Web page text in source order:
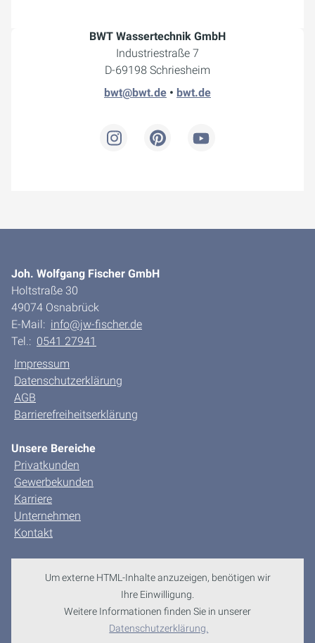
BWT Wassertechnik GmbH
Industriestraße 7
D-69198 Schriesheim
bwt@bwt.de • bwt.de
Joh. Wolfgang Fischer GmbH
Holtstraße 30
49074 Osnabrück
E-Mail: info@jw-fischer.de
Tel.: 0541 27941
Impressum
Datenschutzerklärung
AGB
Barrierefreiheitserklärung
Unsere Bereiche
Privatkunden
Gewerbekunden
Karriere
Unternehmen
Kontakt
Um externe HTML-Inhalte anzuzeigen, benötigen wir
Ihre Einwilligung.
Weitere Informationen finden Sie in unserer
Datenschutzerklärung.